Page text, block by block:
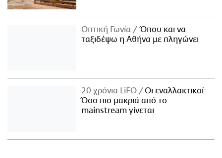
Οπτική Γωνία
Όπου και να
ταξιδέψω η Αθήνα με πληγώνει
20 χρόνια LiFO
Οι εναλλακτικοί:
Όσο πιο μακριά από το
mainstream γίνεται